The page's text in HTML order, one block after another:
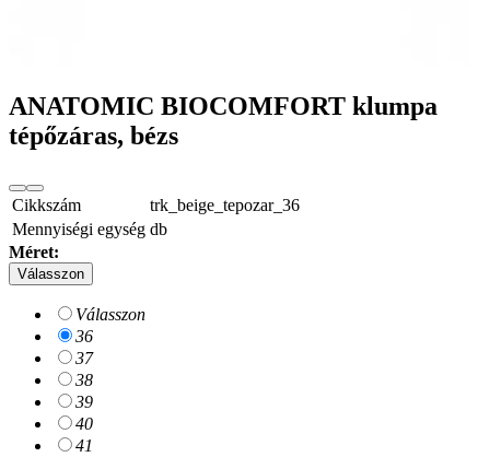
ANATOMIC BIOCOMFORT klumpa
tépőzáras, bézs
Cikkszám
trk_beige_tepozar_36
Mennyiségi egység db
Méret:
Válasszon
Válasszon
36
37
38
39
40
41